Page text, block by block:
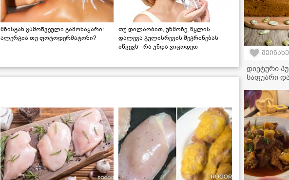
მზისგან გამოწვეული გამონაყარი:
ალერგია თუ ფოტოდერმატოზი?
თუ დილაობით, უზმოზე, წყლის
დალევა გულისრევის შეგრძნებას
იწვევს - რა უნდა ვიცოდეთ
დიეტური
საფუარი